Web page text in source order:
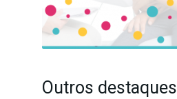
Outros destaques